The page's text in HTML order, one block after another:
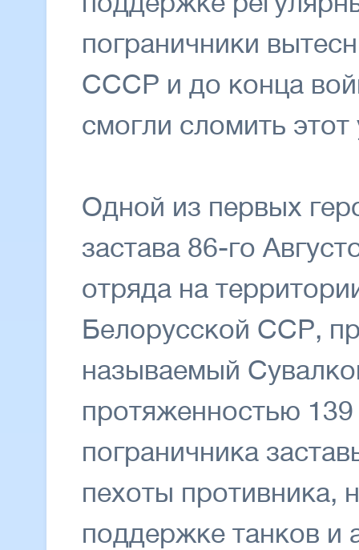
пограничники
СССР и до конца
смогли сломить
Одной из первых
застава 86-го
отряда на
Белорусской ССР,
называемый
протяженностью
пограничника
пехоты противника,
поддержке танков и